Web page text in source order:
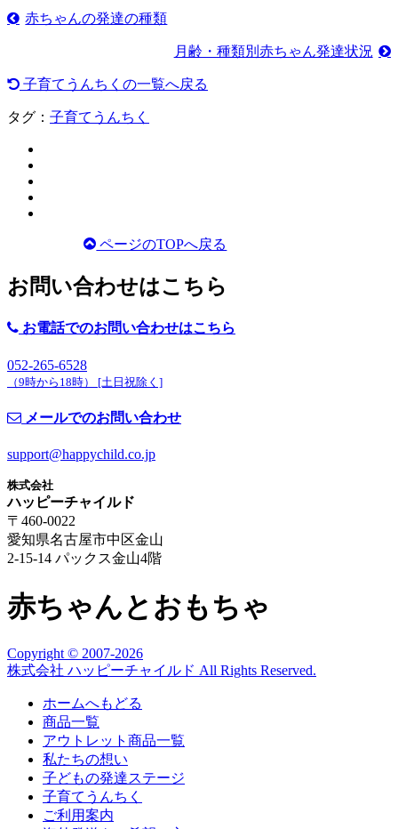
赤ちゃんの発達の種類
月齢・種類別赤ちゃん発達状況
子育てうんちくの一覧へ戻る
タグ： 子育てうんちく
ページのTOPへ戻る
お問い合わせはこちら
お電話でのお問い合わせはこちら
052-265-6528
（9時から18時） [土日祝除く]
メールでのお問い合わせ
support@happychild.co.jp
株式会社
ハッピーチャイルド
〒460-0022
愛知県名古屋市中区金山
2-15-14 パックス金山4階
赤ちゃんとおもちゃ
Copyright © 2007-2026
株式会社 ハッピーチャイルド All Rights Reserved.
ホームへもどる
商品一覧
アウトレット商品一覧
私たちの想い
子どもの発達ステージ
子育てうんちく
ご利用案内